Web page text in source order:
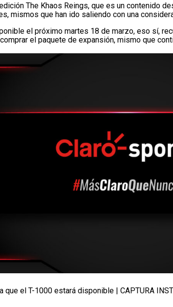
The Khaos Reings, que es un contenido
mismos que han ido saliendo con una
el próximo martes 18 de marzo, eso sí,
el paquete de expansión, mismo que
que el T-1000 estará disponible | CAPTURA